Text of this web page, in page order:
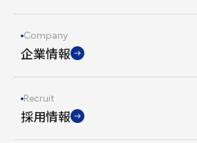
Company
企業情報
Recruit
採用情報